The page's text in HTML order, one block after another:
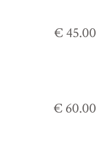
€ 45.00
€ 60.00